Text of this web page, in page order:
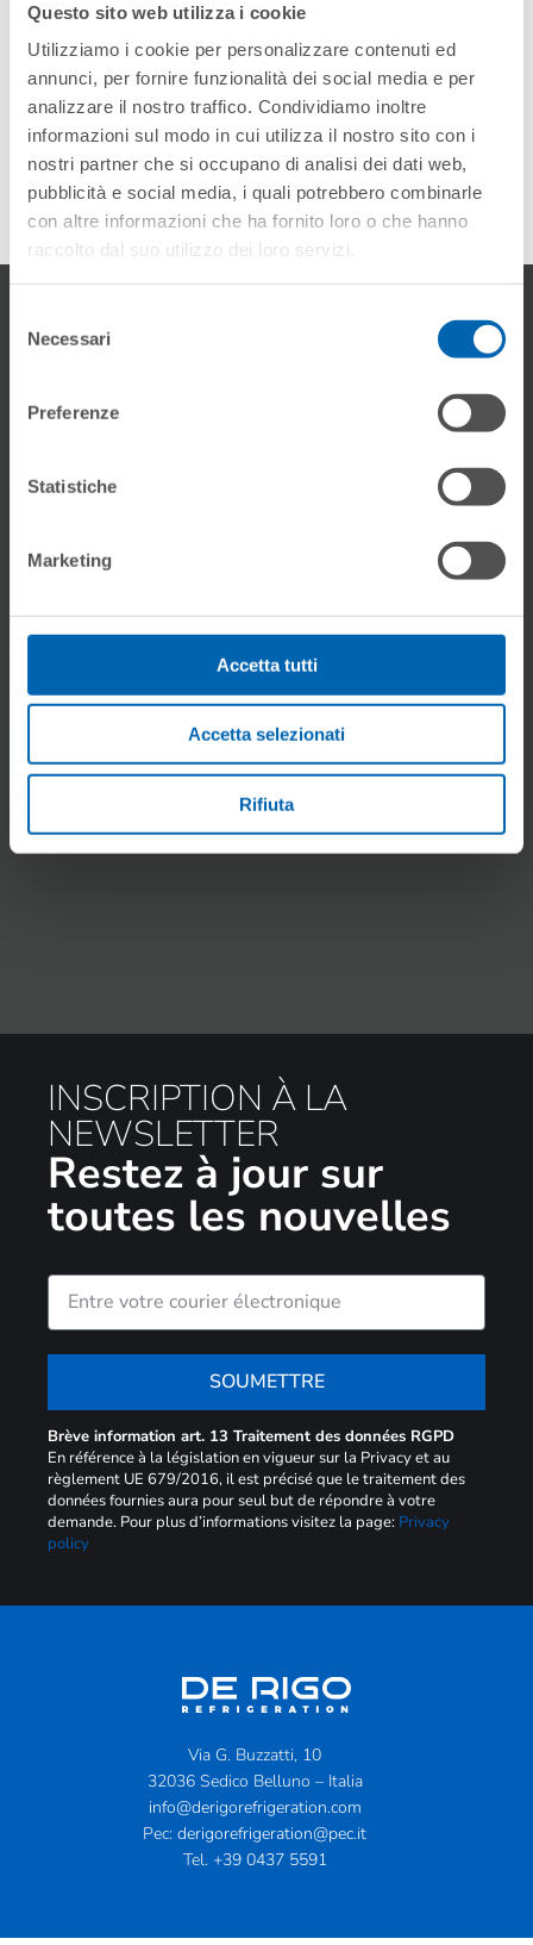
Questo sito web utilizza i cookie
Utilizziamo i cookie per personalizzare contenuti ed
annunci, per fornire funzionalità dei social media e per
analizzare il nostro traffico. Condividiamo inoltre
informazioni sul modo in cui utilizza il nostro sito con i
nostri partner che si occupano di analisi dei dati web,
pubblicità e social media, i quali potrebbero combinarle
con altre informazioni che ha fornito loro o che hanno
raccolto dal suo utilizzo dei loro servizi.
delNecessari
Preferenze
Statistiche
Marketing
Accetta tutti
Accetta selezionati
Rifiuta
Gallery
INSCRIPTION À LA
NEWSLETTER
Restez à jour sur
toutes les nouvelles
SOUMETTRE
Brève information art. 13 Traitement des données RGPD
En référence à la législation en vigueur sur la Privacy et au
règlement UE 679/2016, il est précisé que le traitement des
données fournies aura pour seul but de répondre à votre
demande. Pour plus d’informations visitez la page: Privacy
policy
Via G. Buzzatti, 10
32036 Sedico Belluno – Italia
info@derigorefrigeration.com
Pec: derigorefrigeration@pec.it
Tel. +39 0437 5591